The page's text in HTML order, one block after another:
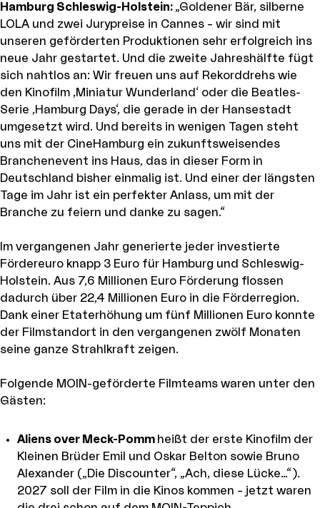
Hamburg Schleswig-Holstein: „Goldener Bär, silberne
LOLA und zwei Jurypreise in Cannes – wir sind mit
unseren geförderten Produktionen sehr erfolgreich ins
neue Jahr gestartet. Und die zweite Jahreshälfte fügt
sich nahtlos an: Wir freuen uns auf Rekorddrehs wie
den Kinofilm ‚Miniatur Wunderland‘ oder die Beatles-
Serie ‚Hamburg Days‘, die gerade in der Hansestadt
umgesetzt wird. Und bereits in wenigen Tagen steht
uns mit der CineHamburg ein zukunftsweisendes
Branchenevent ins Haus, das in dieser Form in
Deutschland bisher einmalig ist. Und einer der längsten
Tage im Jahr ist ein perfekter Anlass, um mit der
Branche zu feiern und danke zu sagen.“
Im vergangenen Jahr generierte jeder investierte
Fördereuro knapp 3 Euro für Hamburg und Schleswig-
Holstein. Aus 7,6 Millionen Euro Förderung flossen
dadurch über 22,4 Millionen Euro in die Förderregion.
Dank einer Etaterhöhung um fünf Millionen Euro konnte
der Filmstandort in den vergangenen zwölf Monaten
seine ganze Strahlkraft zeigen.
Folgende MOIN-geförderte Filmteams waren unter den
Gästen:
Aliens over Meck-Pomm heißt der erste Kinofilm der
Kleinen Brüder Emil und Oskar Belton sowie Bruno
Alexander („Die Discounter“, „Ach, diese Lücke…“).
2027 soll der Film in die Kinos kommen – jetzt waren